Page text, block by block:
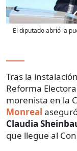
El diputado abrió la
Tras la
Reforma
morenista en la
Monreal
Claudia
que llegue al